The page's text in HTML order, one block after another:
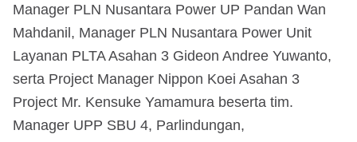
Manager PLN Nusantara Power UP Pandan Wan
Mahdanil, Manager PLN Nusantara Power Unit
Layanan PLTA Asahan 3 Gideon Andree Yuwanto,
serta Project Manager Nippon Koei Asahan 3
Project Mr. Kensuke Yamamura beserta tim.
Manager UPP SBU 4, Parlindungan,